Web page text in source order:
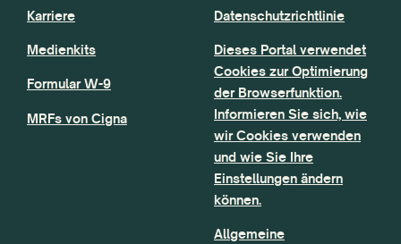
Karriere
Medienkits
Formular W-9
MRFs von Cigna
Datenschutzrichtlinie
Dieses Portal verwendet
Cookies zur Optimierung
der Browserfunktion.
Informieren Sie sich, wie
wir Cookies verwenden
und wie Sie Ihre
Einstellungen ändern
können.
Allgemeine